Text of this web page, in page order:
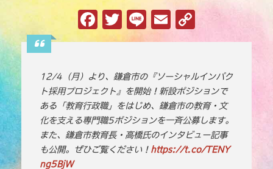
F
a
e
b
o
o
k
T
w
te
r
Li
n
E
m
l
o
y
Li
n
k
12/4（月）より、鎌倉市の『ソーシャルインパク
ト採用プロジェクト』を開始！新設ポジションで
ある「教育行政職」をはじめ、鎌倉市の教育・文
化を支える専門職5ポジションを一斉公募します。
また、鎌倉市教育長・高橋氏のインタビュー記事
も公開。ぜひご覧ください！ https://t.co/TENY
ng5BjW